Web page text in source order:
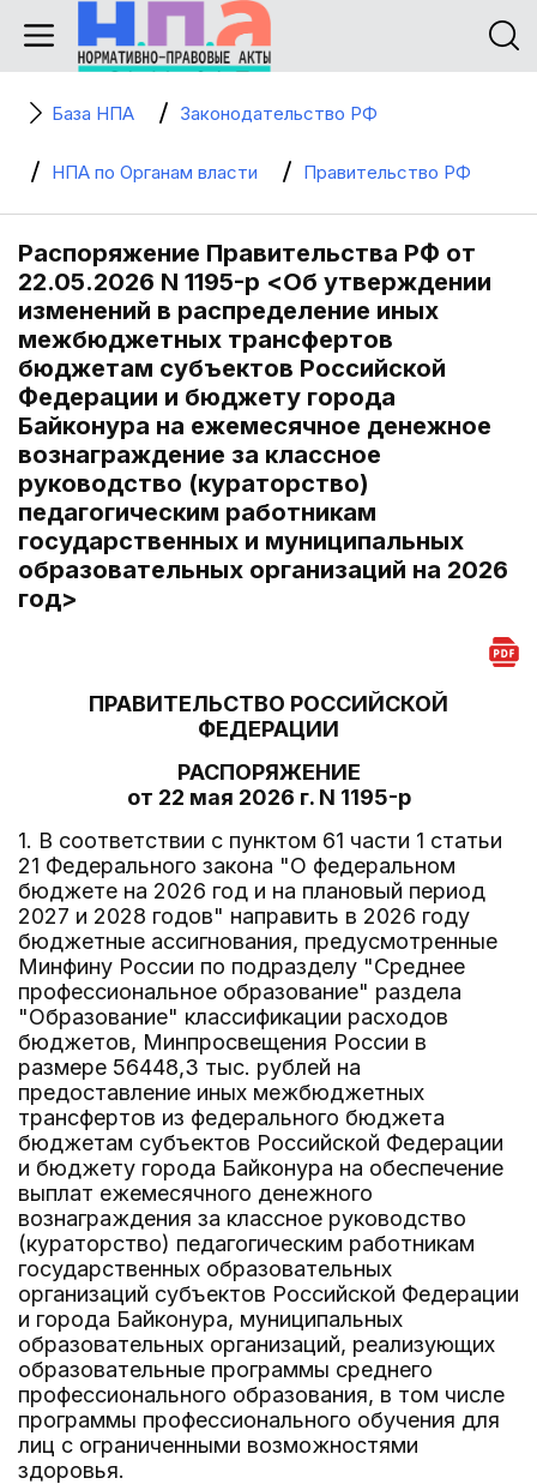
База НПА Законодательство РФ
НПА по Органам власти Правительство РФ
Распоряжение Правительства РФ от
22.05.2026 N 1195-р <Об утверждении
изменений в распределение иных
межбюджетных трансфертов
бюджетам субъектов Российской
Федерации и бюджету города
Байконура на ежемесячное денежное
вознаграждение за классное
руководство (кураторство)
педагогическим работникам
государственных и муниципальных
образовательных организаций на 2026
год>
ПРАВИТЕЛЬСТВО РОССИЙСКОЙ
ФЕДЕРАЦИИ
РАСПОРЯЖЕНИЕ
от 22 мая 2026 г. N 1195-р
1. В соответствии с пунктом 61 части 1 статьи
21 Федерального закона "О федеральном
бюджете на 2026 год и на плановый период
2027 и 2028 годов" направить в 2026 году
бюджетные ассигнования, предусмотренные
Минфину России по подразделу "Среднее
профессиональное образование" раздела
"Образование" классификации расходов
бюджетов, Минпросвещения России в
размере 56448,3 тыс. рублей на
предоставление иных межбюджетных
трансфертов из федерального бюджета
бюджетам субъектов Российской Федерации
и бюджету города Байконура на обеспечение
выплат ежемесячного денежного
вознаграждения за классное руководство
(кураторство) педагогическим работникам
государственных образовательных
организаций субъектов Российской Федерации
и города Байконура, муниципальных
образовательных организаций, реализующих
образовательные программы среднего
профессионального образования, в том числе
программы профессионального обучения для
лиц с ограниченными возможностями
здоровья.